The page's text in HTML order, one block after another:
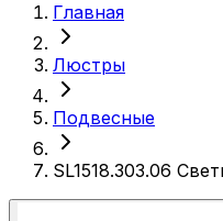
Главная
Люстры
Подвесные
SL1518.303.06